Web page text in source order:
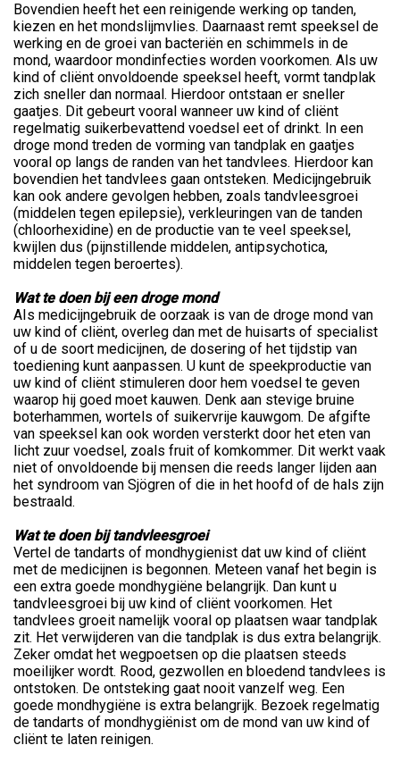
Bovendien heeft het een reinigende werking op tanden,
kiezen en het mondslijmvlies. Daarnaast remt speeksel de
werking en de groei van bacteriën en schimmels in de
mond, waardoor mondinfecties worden voorkomen. Als uw
kind of cliënt onvoldoende speeksel heeft, vormt tandplak
zich sneller dan normaal. Hierdoor ontstaan er sneller
gaatjes. Dit gebeurt vooral wanneer uw kind of cliënt
regelmatig suikerbevattend voedsel eet of drinkt. In een
droge mond treden de vorming van tandplak en gaatjes
vooral op langs de randen van het tandvlees. Hierdoor kan
bovendien het tandvlees gaan ontsteken. Medicijngebruik
kan ook andere gevolgen hebben, zoals tandvleesgroei
(middelen tegen epilepsie), verkleuringen van de tanden
(chloorhexidine) en de productie van te veel speeksel,
kwijlen dus (pijnstillende middelen, antipsychotica,
middelen tegen beroertes).
Wat te doen bij een droge mond
AIs medicijngebruik de oorzaak is van de droge mond van
uw kind of cliënt, overleg dan met de huisarts of specialist
of u de soort medicijnen, de dosering of het tijdstip van
toediening kunt aanpassen. U kunt de speekproductie van
uw kind of cliënt stimuleren door hem voedsel te geven
waarop hij goed moet kauwen. Denk aan stevige bruine
boterhammen, wortels of suikervrije kauwgom. De afgifte
van speeksel kan ook worden versterkt door het eten van
licht zuur voedsel, zoals fruit of komkommer. Dit werkt vaak
niet of onvoldoende bij mensen die reeds langer lijden aan
het syndroom van Sjögren of die in het hoofd of de hals zijn
bestraald.
Wat te doen bij tandvleesgroei
Vertel de tandarts of mondhygienist dat uw kind of cliënt
met de medicijnen is begonnen. Meteen vanaf het begin is
een extra goede mondhygiëne belangrijk. Dan kunt u
tandvleesgroei bij uw kind of cliënt voorkomen. Het
tandvlees groeit namelijk vooral op plaatsen waar tandplak
zit. Het verwijderen van die tandplak is dus extra belangrijk.
Zeker omdat het wegpoetsen op die plaatsen steeds
moeilijker wordt. Rood, gezwollen en bloedend tandvlees is
ontstoken. De ontsteking gaat nooit vanzelf weg. Een
goede mondhygiëne is extra belangrijk. Bezoek regelmatig
de tandarts of mondhygiënist om de mond van uw kind of
cliënt te laten reinigen.